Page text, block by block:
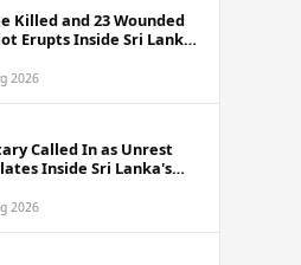
Killed and 23 Wounded
Erupts Inside Sri Lanka
2026
Called In as Unrest
Inside Sri Lanka's
2026